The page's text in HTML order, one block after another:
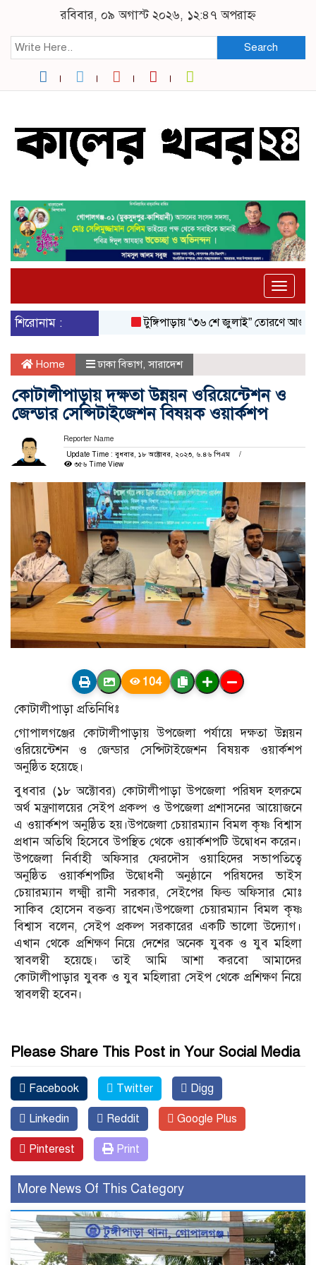
রবিবার, ০৯ অগাস্ট ২০২৬, ১২:৪৭ অপরাহ্ন
Search
Toggle
শিরোনাম :
টুঙ্গিপাড়ায় “৩৬ শে জুলাই” তোরণে আগুন; ৭৫
Home ঢাকা বিভাগ,সারাদেশ
কোটালীপাড়ায় দক্ষতা উন্নয়ন ওরিয়েন্টেশন ও
জেন্ডার সেন্সিটাইজেশন বিষয়ক ওয়ার্কশপ
Reporter Name
Update Time : বুধবার, ১৮ অক্টোবর, ২০২৩, ৬.৪৬ পিএম
৩৫৬ Time View
104
কোটালীপাড়া প্রতিনিধিঃ
গোপালগঞ্জের কোটালীপাড়ায় উপজেলা পর্যায়ে দক্ষতা উন্নয়ন
ওরিয়েন্টেশন ও জেন্ডার সেন্সিটাইজেশন বিষয়ক ওয়ার্কশপ
অনুষ্ঠিত হয়েছে।
বুধবার (১৮ অক্টোবর) কোটালীপাড়া উপজেলা পরিষদ হলরুমে
অর্থ মন্ত্রণালয়ের সেইপ প্রকল্প ও উপজেলা প্রশাসনের আয়োজনে
এ ওয়ার্কশপ অনুষ্ঠিত হয়।উপজেলা চেয়ারম্যান বিমল কৃষ্ণ বিশ্বাস
প্রধান অতিথি হিসেবে উপস্থিত থেকে ওয়ার্কশপটি উদ্বোধন করেন।
উপজেলা নির্বাহী অফিসার ফেরদৌস ওয়াহিদের সভাপতিত্বে
অনুষ্ঠিত ওয়ার্কশপটির উদ্বোধনী অনুষ্ঠানে পরিষদের ভাইস
চেয়ারম্যান লক্ষ্মী রানী সরকার, সেইপের ফিল্ড অফিসার মোঃ
সাকিব হোসেন বক্তব্য রাখেন।উপজেলা চেয়ারম্যান বিমল কৃষ্ণ
বিশ্বাস বলেন, সেইপ প্রকল্প সরকারের একটি ভালো উদ্যোগ।
এখান থেকে প্রশিক্ষণ নিয়ে দেশের অনেক যুবক ও যুব মহিলা
স্বাবলম্বী হয়েছে। তাই আমি আশা করবো আমাদের
কোটালীপাড়ার যুবক ও যুব মহিলারা সেইপ থেকে প্রশিক্ষণ নিয়ে
স্বাবলম্বী হবেন।
Please Share This Post in Your Social Media
Facebook Twitter Digg
Linkedin Reddit Google Plus
Pinterest Print
More News Of This Category